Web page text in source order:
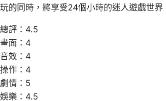
玩的同時，將享受24個小時的迷人遊戲世
總評：4.5
畫面：4
音效：4
操作：4
劇情：5
娛樂：4.5